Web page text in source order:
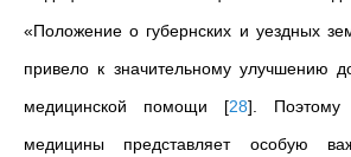
«Положение о губернских и уездных
привело к значительному улучшению
медицинской помощи [28] . Поэтому
медицины представляет особую